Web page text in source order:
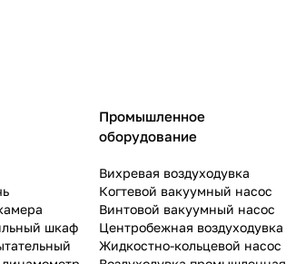
шкаф
Промышленное
оборудование
Вихревая воздуходувка
Когтевой вакуумный насос
Винтовой вакуумный насос
Центробежная воздуходувка
Жидкостно-кольцевой насос